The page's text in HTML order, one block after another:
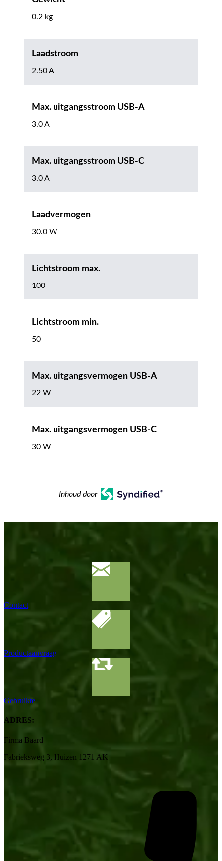
0.2 kg
Laadstroom
2.50 A
Max. uitgangsstroom USB-A
3.0 A
Max. uitgangsstroom USB-C
3.0 A
Laadvermogen
30.0 W
Lichtstroom max.
100
Lichtstroom min.
50
Max. uitgangsvermogen USB-A
22 W
Max. uitgangsvermogen USB-C
30 W
Inhoud door
Contact
Productaanvraag
Gebruikte
ADRES:
Firma Baard
Fabrieksweg 3, Huizen 1271 AK